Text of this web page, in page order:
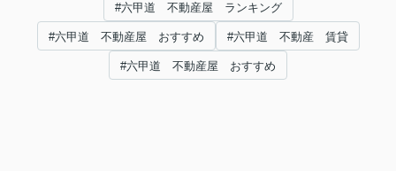
#六甲道 不動産屋 ランキング
#六甲道 不動産屋 おすすめ #六甲道 不動産 賃貸
#六甲道 不動産屋 おすすめ